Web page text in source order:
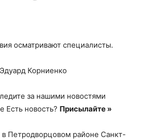
осматривают специалисты.
Корниенко
за нашими новостями
Есть новость? Присылайте »
Петродворцовом районе Санкт-